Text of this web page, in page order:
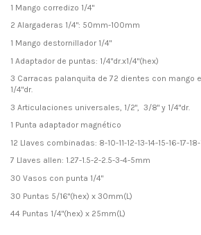
1 Mango corredizo 1/4"
2 Alargaderas 1/4": 50mm-100mm
1 Mango destornillador 1/4"
1 Adaptador de puntas: 1/4"dr.x1/4"(hex)
3 Carracas palanquita de 72 dientes con mango
1/4"dr.
3 Articulaciones universales, 1/2", 3/8" y 1/4"dr.
1 Punta adaptador magnético
12 Llaves combinadas: 8-10-11-12-13-14-15-16-17-
7 Llaves allen: 1.27-1.5-2-2.5-3-4-5mm
30 Vasos con punta 1/4"
30 Puntas 5/16"(hex) x 30mm(L)
44 Puntas 1/4"(hex) x 25mm(L)